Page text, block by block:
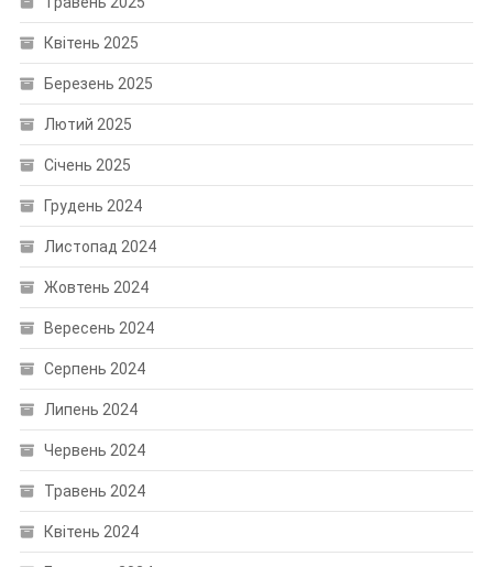
Квітень 2025
Березень 2025
Лютий 2025
Січень 2025
Грудень 2024
Листопад 2024
Жовтень 2024
Вересень 2024
Серпень 2024
Липень 2024
Червень 2024
Травень 2024
Квітень 2024